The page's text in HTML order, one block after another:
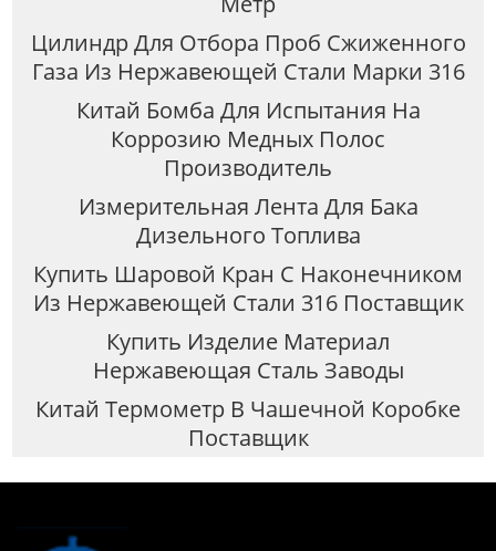
Цилиндр Для Отбора Проб Сжиженного
Газа Из Нержавеющей Стали Марки 316
Китай Бомба Для Испытания На
Коррозию Медных Полос
Производитель
Измерительная Лента Для Бака
Дизельного Топлива
Купить Шаровой Кран С Наконечником
Из Нержавеющей Стали 316 Поставщик
Купить Изделие Материал
Нержавеющая Сталь Заводы
Китай Термометр В Чашечной Коробке
Поставщик